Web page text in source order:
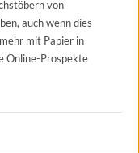
von
auch wenn dies
mit Papier in
Online-Prospekte
Wenn Sie auf "Nur
beschriebene
über die Verwendung